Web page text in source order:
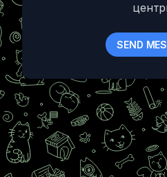
SEND